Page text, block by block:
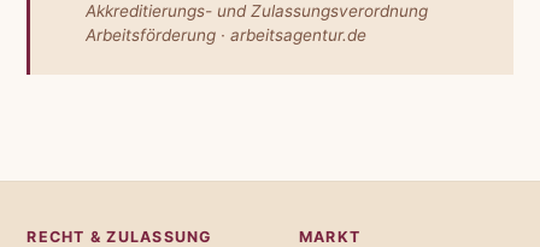
Akkreditierungs- und Zulassungs­verordnung
Arbeits­förderung · arbeitsagentur.de
RECHT & ZULASSUNG MARKT